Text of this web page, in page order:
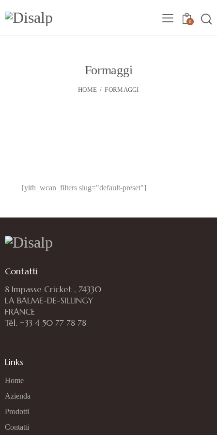
0
Formaggi
HOME FORMAGGI
[yith_wcan_filters slug="default-preset"]
Contatti
8 Impasse Cricket , 74330
LA BALME-DE-SILLINGY
FRANCE
Tél. +33 4 50 77 78 78
Links
Home
Azienda
Prodotti
Contatti